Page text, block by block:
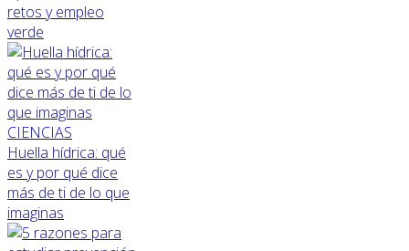
retos y empleo
verde
CIENCIAS
Huella hídrica: qué
es y por qué dice
más de ti de lo que
imaginas